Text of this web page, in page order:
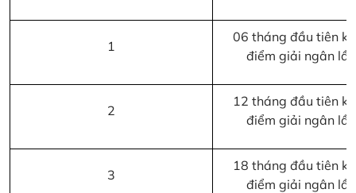
1
06 tháng đầu tiên
điểm giải ngân
2
12 tháng đầu tiên
điểm giải ngân
3
18 tháng đầu tiên
điểm giải ngân